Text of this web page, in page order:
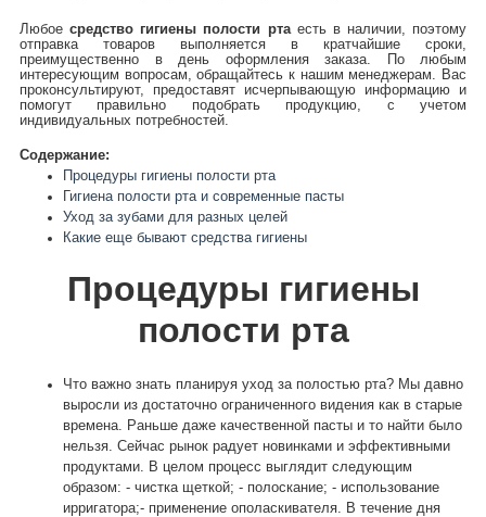
Любоесредство гигиены полости рта есть в наличии, поэтому
отправка товаров выполняется в кратчайшие сроки,
преимущественно в день оформления заказа. По любым
интересующим вопросам, обращайтесь к нашим менеджерам. Вас
проконсультируют, предоставят исчерпывающую информацию и
помогут правильно подобрать продукцию, с учетом
индивидуальных потребностей.
Содержание:
Процедуры гигиены полости рта
Гигиена полости рта и современные пасты
Уход за зубами для разных целей
Какие еще бывают средства гигиены
Процедуры гигиены
полости рта
Что важно знать планируя уход за полостью рта? Мы давно
выросли из достаточно ограниченного видения как в старые
времена. Раньше даже качественной пасты и то найти было
нельзя. Сейчас рынок радует новинками и эффективными
продуктами. В целом процесс выглядит следующим
образом: - чистка щеткой; - полоскание; - использование
ирригатора;- применение ополаскивателя. В течение дня